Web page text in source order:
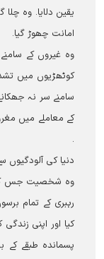
یقین دلایا۔ وہ
امانت چھوڑ گیا۔
وہ غیروں کے
کوٹھڑیوں میں
سامنے سر نہ
کے معاملے میں
۔
دنیا کی آلودگیوں
وہ شخصیت جس
رہبری کے تمام
کیا اور اپنی
پسماندہ طبقے کے